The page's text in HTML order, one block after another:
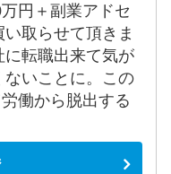
円＋副業アドセ
取らせて頂きま
に転職出来て気が
いことに。この
働から脱出する